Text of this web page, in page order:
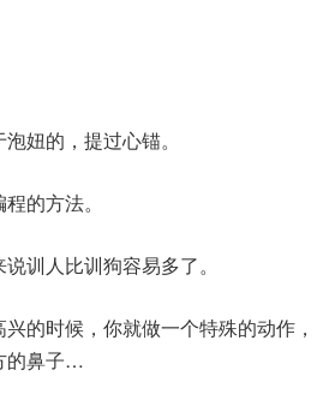
妞的，提过心锚。
的方法。
训人比训狗容易多了。
的时候，你就做一个特殊的动作，
的鼻子…